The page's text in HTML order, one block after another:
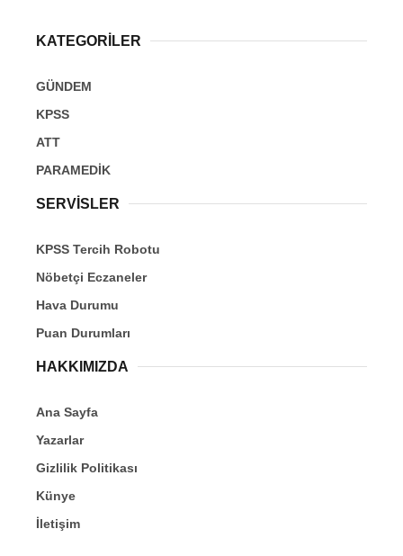
KATEGORİLER
GÜNDEM
KPSS
ATT
PARAMEDİK
SERVİSLER
KPSS Tercih Robotu
Nöbetçi Eczaneler
Hava Durumu
Puan Durumları
HAKKIMIZDA
Ana Sayfa
Yazarlar
Gizlilik Politikası
Künye
İletişim